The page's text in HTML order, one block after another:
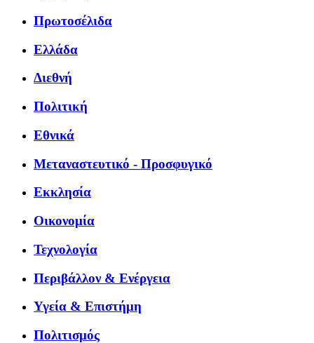
Πρωτοσέλιδα
Ελλάδα
Διεθνή
Πολιτική
Εθνικά
Μεταναστευτικό - Προσφυγικό
Εκκλησία
Οικονομία
Τεχνολογία
Περιβάλλον & Ενέργεια
Υγεία & Επιστήμη
Πολιτισμός